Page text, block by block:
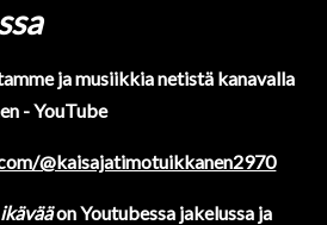
ja musiikkia netistä kanavalla
- YouTube
@kaisajatimotuikkanen2970
on Youtubessa jakelussa ja